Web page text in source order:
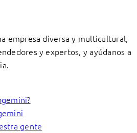
empresa diversa y multicultural,
y expertos, y ayúdanos a
gente